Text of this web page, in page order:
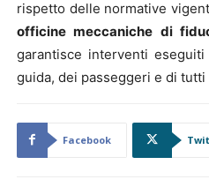
rispetto delle normative
officine meccaniche di
garantisce interventi
guida, dei passeggeri e di
Facebook